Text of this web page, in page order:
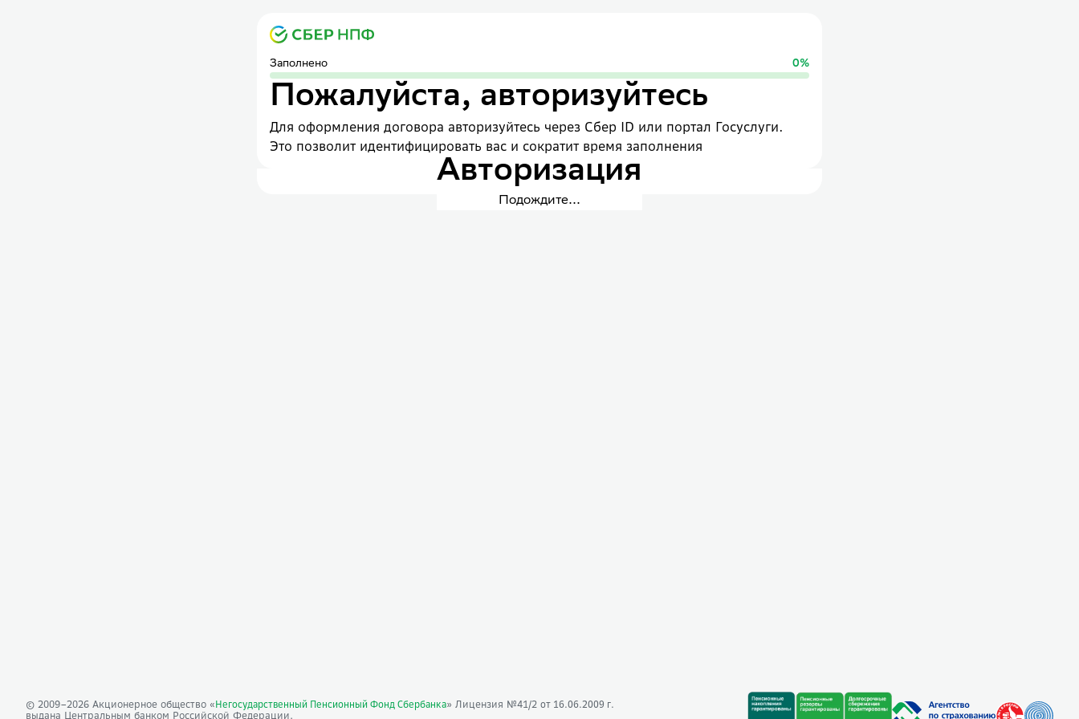
Заполнено 0%
Пожалуйста, авторизуйтесь
Для оформления договора авторизуйтесь через Сбер ID или портал Госуслуги.
Это позволит идентифицировать вас и сократит время заполнения
Авторизация
Подождите...
© 2009–2026 Акционерное общество « Негосударственный Пенсионный Фонд Сбербанка» Лицензия №41/2 от 16.06.2009 г.
выдана Центральным банком Российской Федерации.